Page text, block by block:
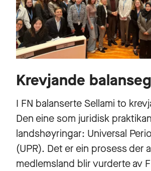
Krevjande
I FN balanserte Sellami to
Den eine som juridisk
landshøyringar: Universal
(UPR). Det er ein prosess der
medlemsland blir vurderte av